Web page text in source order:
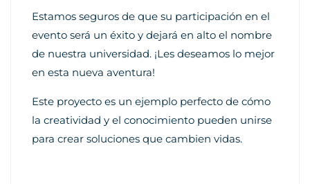
Estamos seguros de que su participación en el
evento será un éxito y dejará en alto el nombre
de nuestra universidad. ¡Les deseamos lo mejor
en esta nueva aventura!
Este proyecto es un ejemplo perfecto de cómo
la creatividad y el conocimiento pueden unirse
para crear soluciones que cambien vidas.